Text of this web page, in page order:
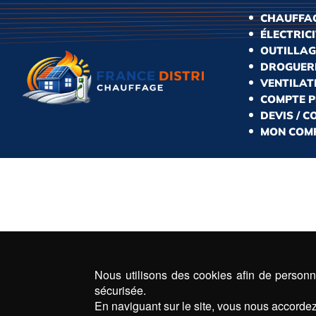
COMPTE
DEVIS /
MON
Nous utilisons des cookies afin de
sécurisée.
En naviguant sur le site, vous nous